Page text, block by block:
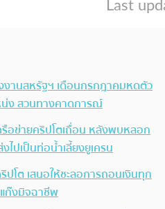
งานสหรัฐฯ เดือนกรกฎาคมหดตัว
ง สวนทางคาดการณ์
รือข่ายคริปโตเถื่อน หลังพบหลอก
ไปเป็นท่อน้ำเลี้ยงยูเครน
โต เสนอให้ชะลอการถอนเงินทุก
ก๊งมิจฉาชีพ